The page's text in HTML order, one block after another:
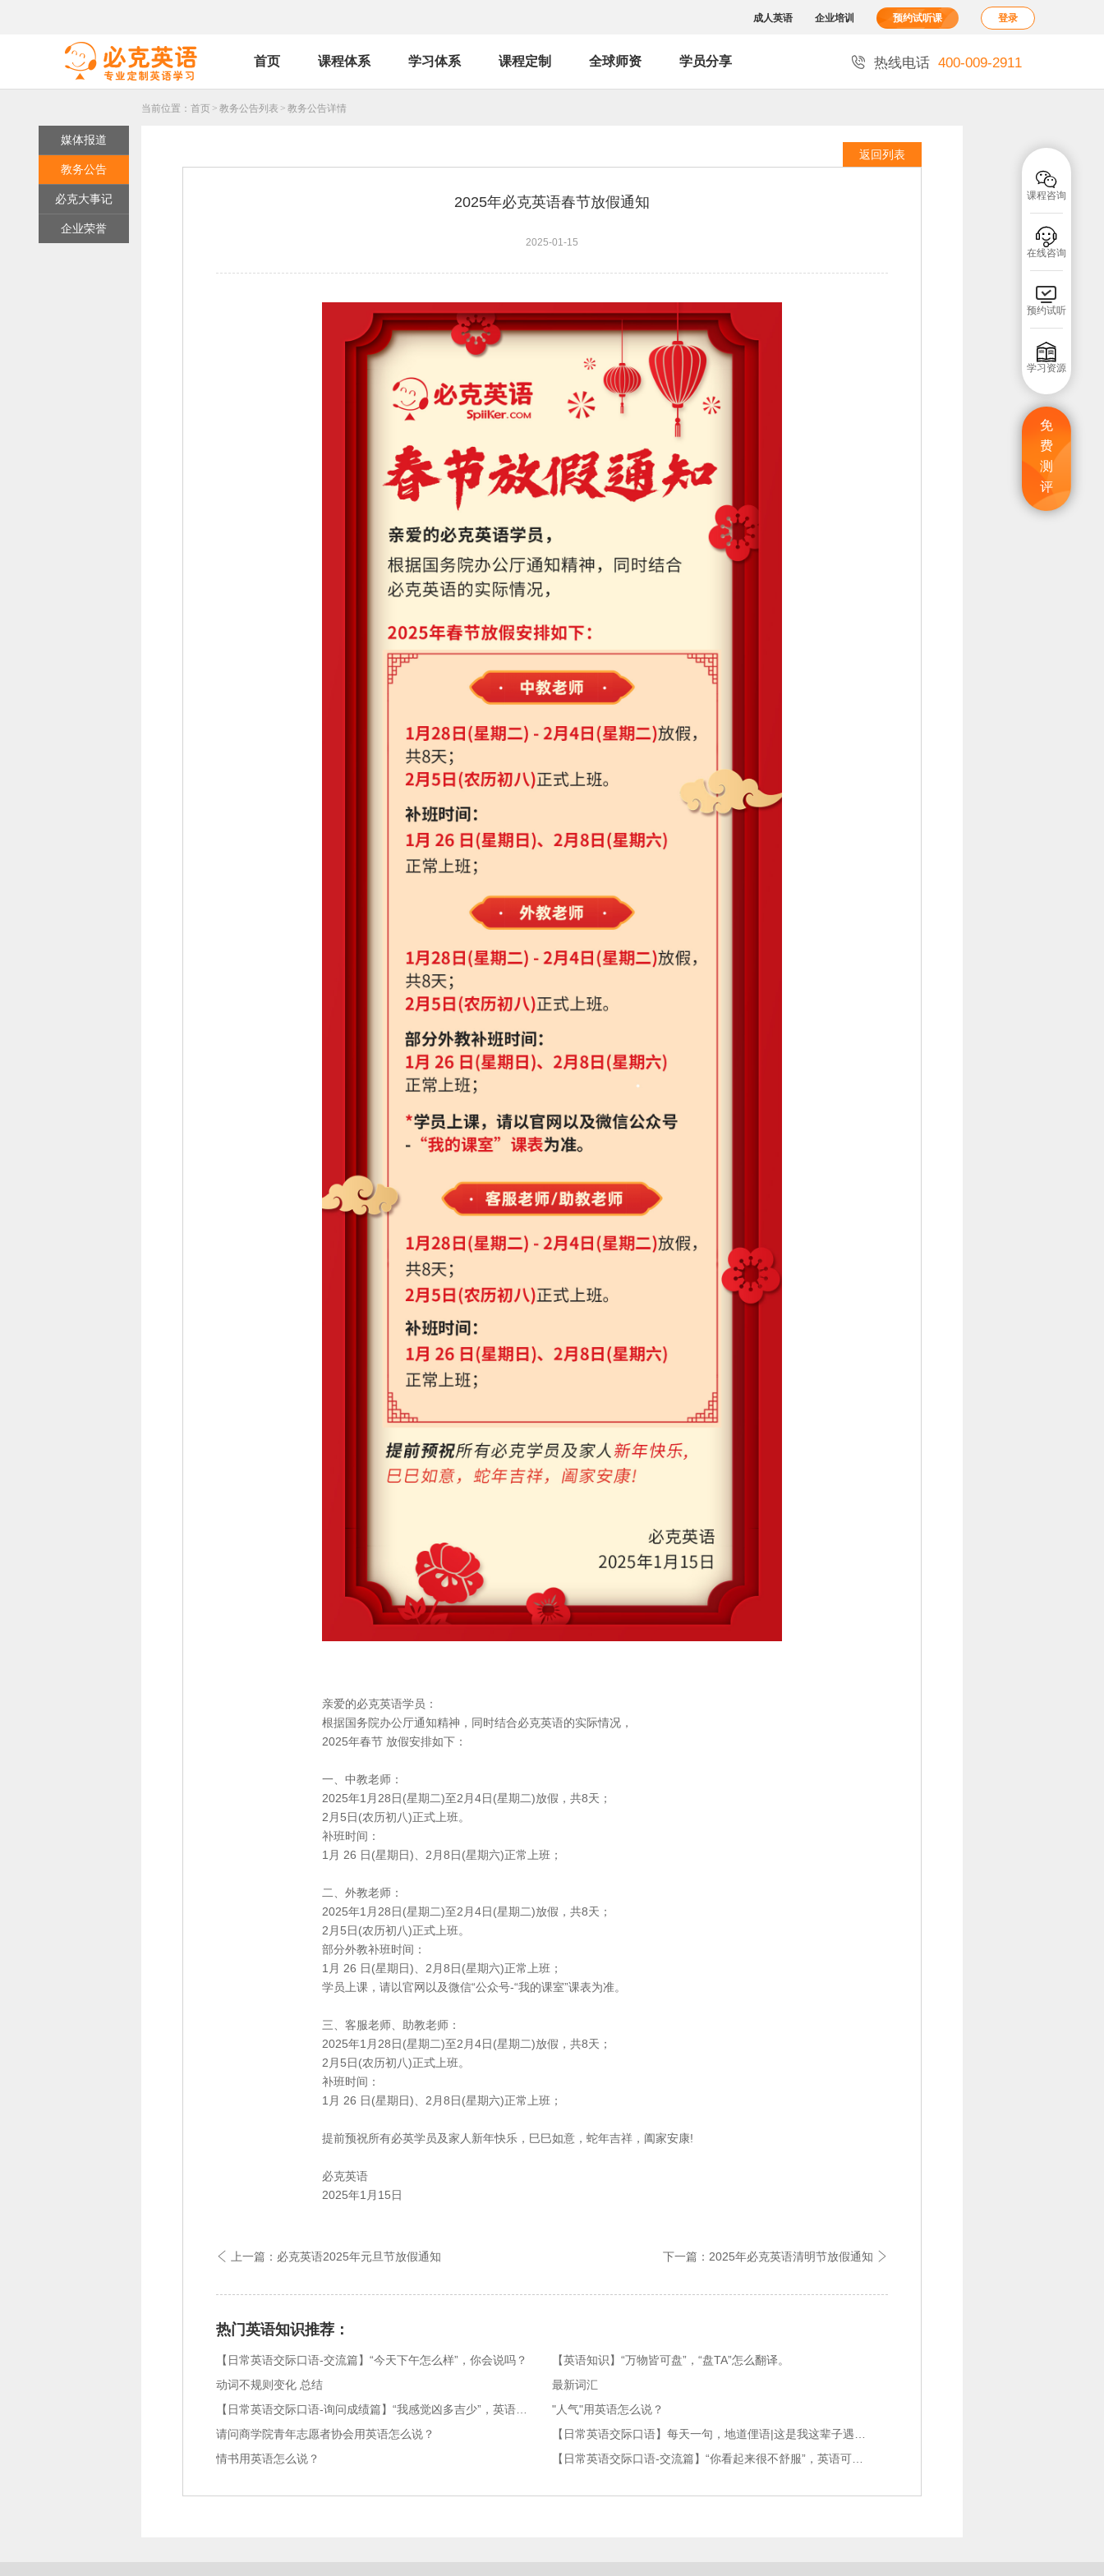
成人英语 企业培训 预约试听课 登录
首页 课程体系 学习体系 课程定制 全球师资 学员分享  热线电话 400-009-2911

课程咨询

在线咨询

预约试听

学习资源
免
费
测
评
当前位置： 首页 > 教务公告列表 > 教务公告详情
媒体报道
教务公告
必克大事记
企业荣誉
返回列表
2025年必克英语春节放假通知
2025-01-15
亲爱的必克英语学员：
根据国务院办公厅通知精神，同时结合必克英语的实际情况，
2025年春节 放假安排如下：
一、中教老师：
2025年1月28日(星期二)至2月4日(星期二)放假，共8天；
2月5日(农历初八)正式上班。
补班时间：
1月 26 日(星期日)、2月8日(星期六)正常上班；
二、外教老师：
2025年1月28日(星期二)至2月4日(星期二)放假，共8天；
2月5日(农历初八)正式上班。
部分外教补班时间：
1月 26 日(星期日)、2月8日(星期六)正常上班；
学员上课，请以官网以及微信“公众号-“我的课室”课表为准。
三、客服老师、助教老师：
2025年1月28日(星期二)至2月4日(星期二)放假，共8天；
2月5日(农历初八)正式上班。
补班时间：
1月 26 日(星期日)、2月8日(星期六)正常上班；
提前预祝所有必英学员及家人新年快乐，巳巳如意，蛇年吉祥，阖家安康!
必克英语
2025年1月15日
 上一篇：必克英语2025年元旦节放假通知 下一篇：2025年必克英语清明节放假通知 
热门英语知识推荐：
【日常英语交际口语-交流篇】“今天下午怎么样”，你会说吗？
【英语知识】“万物皆可盘”，“盘TA”怎么翻译。
动词不规则变化 总结
最新词汇
"人气"用英语怎么说？
请问商学院青年志愿者协会用英语怎么说？
情书用英语怎么说？
【日常英语交际口语-交流篇】“你看起来很不舒服”，英语可以怎么说？